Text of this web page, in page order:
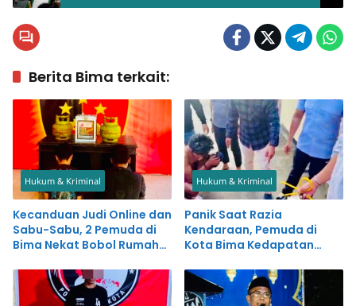
Berita Bima terkait:
Hukum & Kriminal
Kecanduan Judi Online dan
Sabu-Sabu, 2 Pemuda di
Bima Nekat Bobol Rumah
Hukum & Kriminal
Panik Saat Razia
Kendaraan, Pemuda di
Kota Bima Kedapatan